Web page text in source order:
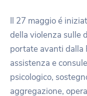
Il 27 maggio é
della violenza sulle
portate avanti dalla
assistenza e
psicologico,
aggregazione,